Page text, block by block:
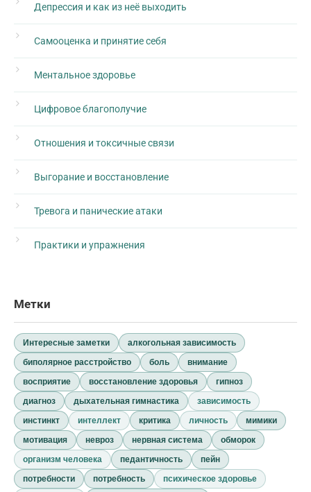
Депрессия и как из неё выходить
Самооценка и принятие себя
Ментальное здоровье
Цифровое благополучие
Отношения и токсичные связи
Выгорание и восстановление
Тревога и панические атаки
Практики и упражнения
Метки
Интересные заметки
алкогольная зависимость
биполярное расстройство
боль
внимание
восприятие
восстановление здоровья
гипноз
диагноз
дыхательная гимнастика
зависимость
инстинкт
интеллект критика личность
мимики
мотивация
невроз нервная система
обморок
организм человека
педантичность
пейн
потребности
потребность
психическое здоровье